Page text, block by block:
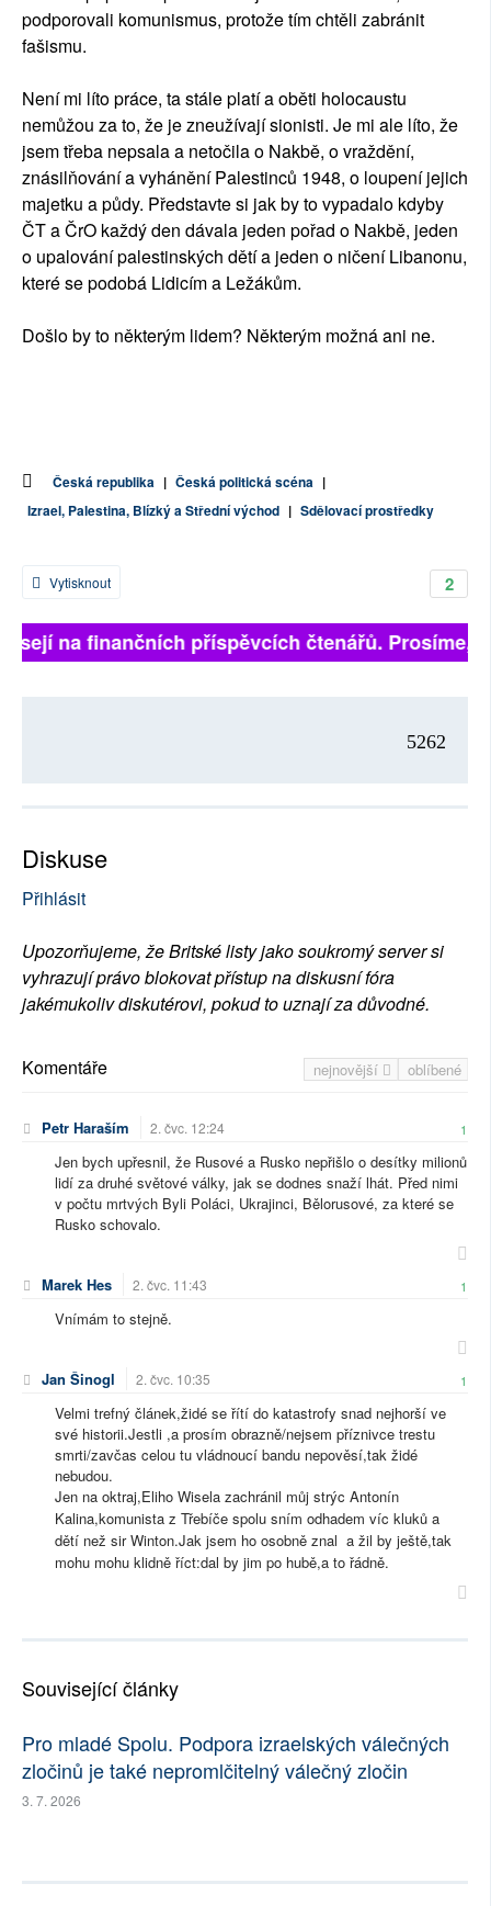
podporovali komunismus, protože tím chtěli zabránit
fašismu.
Není mi líto práce, ta stále platí a oběti holocaustu
nemůžou za to, že je zneužívají sionisti. Je mi ale líto, že
jsem třeba nepsala a netočila o Nakbě, o vraždění,
znásilňování a vyhánění Palestinců 1948, o loupení jejich
majetku a půdy. Představte si jak by to vypadalo kdyby
ČT a ČrO každý den dávala jeden pořad o Nakbě, jeden
o upalování palestinských dětí a jeden o ničení Libanonu,
které se podobá Lidicím a Ležákům.
Došlo by to některým lidem? Některým možná ani ne.
Česká republika | Česká politická scéna |
Izrael, Palestina, Blízký a Střední východ | Sdělovací prostředky
2
Vytisknout
na finančních příspěvcích čtenářů. Prosíme,
5262
Diskuse
Přihlásit
Upozorňujeme, že Britské listy jako soukromý server si
vyhrazují právo blokovat přístup na diskusní fóra
jakémukoliv diskutérovi, pokud to uznají za důvodné.
nejnovější oblíbené
Komentáře
Petr Haraším 2. čvc. 12:24 1
Jen bych upřesnil, že Rusové a Rusko nepřišlo o desítky milionů
lidí za druhé světové války, jak se dodnes snaží lhát. Před nimi
v počtu mrtvých Byli Poláci, Ukrajinci, Bělorusové, za které se
Rusko schovalo.
Marek Hes 2. čvc. 11:43 1
Vnímám to stejně.
Jan Šinogl 2. čvc. 10:35 1
Velmi trefný článek,židé se řítí do katastrofy snad nejhorší ve
své historii.Jestli ,a prosím obrazně/nejsem příznivce trestu
smrti/zavčas celou tu vládnoucí bandu nepověsí,tak židé
nebudou.
Jen na oktraj,Eliho Wisela zachránil můj strýc Antonín
Kalina,komunista z Třebíče spolu sním odhadem víc kluků a
dětí než sir Winton.Jak jsem ho osobně znal a žil by ještě,tak
mohu mohu klidně říct:dal by jim po hubě,a to řádně.
Související články
Pro mladé Spolu. Podpora izraelských válečných
zločinů je také nepromlčitelný válečný zločin
3. 7. 2026